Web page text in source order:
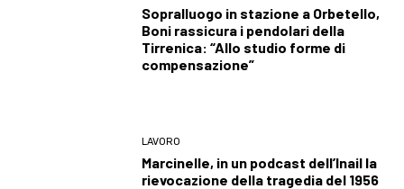
Sopralluogo in stazione a Orbetello,
Boni rassicura i pendolari della
Tirrenica: “Allo studio forme di
compensazione”
LAVORO
Marcinelle, in un podcast dell’Inail la
rievocazione della tragedia del 1956